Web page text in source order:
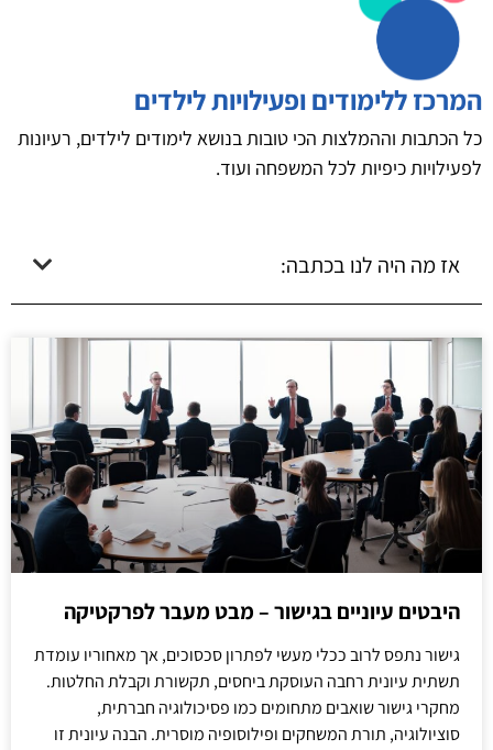
המרכז ללימודים ופעילויות לילדים
כל הכתבות וההמלצות הכי טובות בנושא לימודים לילדים, רעיונות
לפעילויות כיפיות לכל המשפחה ועוד.
אז מה היה לנו בכתבה:
היבטים עיוניים בגישור – מבט מעבר לפרקטיקה
גישור נתפס לרוב ככלי מעשי לפתרון סכסוכים, אך מאחוריו עומדת
תשתית עיונית רחבה העוסקת ביחסים, תקשורת וקבלת החלטות.
מחקרי גישור שואבים מתחומים כמו פסיכולוגיה חברתית,
סוציולוגיה, תורת המשחקים ופילוסופיה מוסרית. הבנה עיונית זו